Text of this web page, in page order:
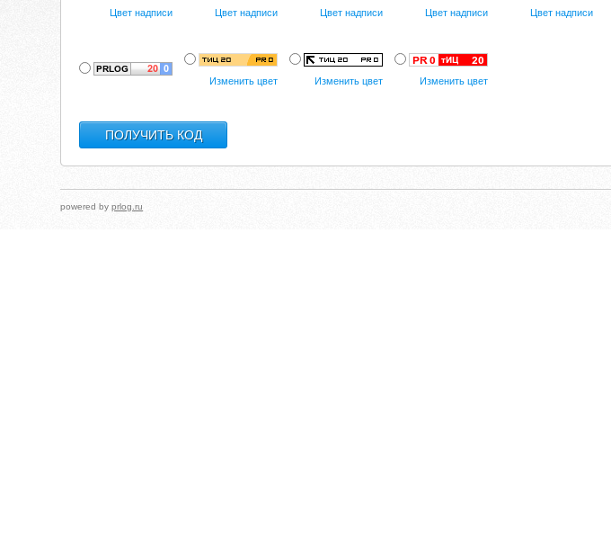
Цвет надписи Цвет надписи Цвет надписи Цвет надписи Цвет надписи
Изменить цвет Изменить цвет Изменить цвет
powered byprlog.ru